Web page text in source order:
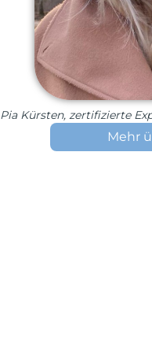
Pia Kürsten, zertifizierte
Mehr